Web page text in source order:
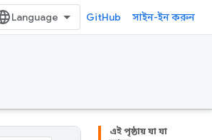
GitHub সাইন-ইন করুন
এই পৃষ্ঠায় যা যা